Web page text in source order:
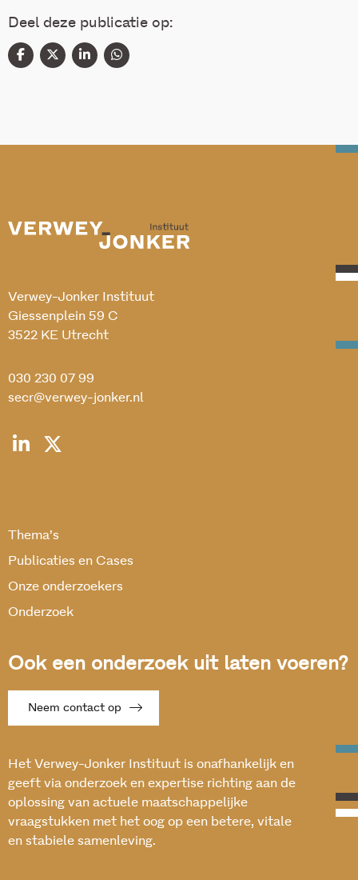
Deel deze publicatie op:
Verwey-Jonker Instituut
Giessenplein 59 C
3522 KE Utrecht
030 230 07 99
secr@verwey-jonker.nl
Thema’s
Publicaties en Cases
Onze onderzoekers
Onderzoek
Ook een onderzoek uit laten voeren?
Neem contact op
Het Verwey-Jonker Instituut is onafhankelijk en
geeft via onderzoek en expertise richting aan de
oplossing van actuele maatschappelijke
vraagstukken met het oog op een betere, vitale
en stabiele samenleving.